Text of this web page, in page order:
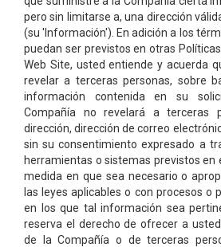
pero sin limitarse a, una dirección
(su 'Información'). En adición a los
puedan ser previstos en otras
Web Site, usted entiende y acuerda
revelar a terceras personas, sobre
información contenida en su
Compañía no revelará a terceras
dirección, dirección de correo
sin su consentimiento expresado a
herramientas o sistemas previstos en
medida en que sea necesario o
las leyes aplicables o con procesos o
en los que tal información sea
reserva el derecho de ofrecer a
de la Compañía o de terceras